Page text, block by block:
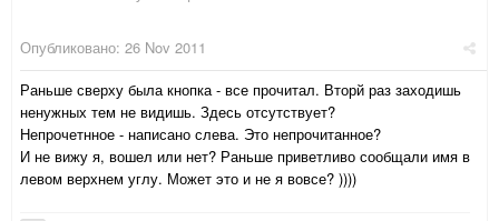
Опубликовано: 26 Nov 2011
Раньше сверху была кнопка - все прочитал. Вторй раз заходишь
ненужных тем не видишь. Здесь отсутствует?
Непрочетнное - написано слева. Это непрочитанное?
И не вижу я, вошел или нет? Раньше приветливо сообщали имя в
левом верхнем углу. Может это и не я вовсе? ))))